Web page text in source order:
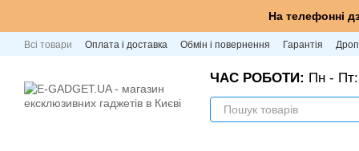
На телефонні
Всі товари Оплата і доставка Обмін і повернення Гарантія
ЧАС РОБОТИ: Пн - Пт: